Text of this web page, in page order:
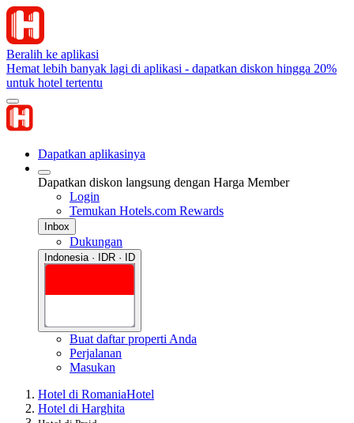
Beralih ke aplikasi
Hemat lebih banyak lagi di aplikasi - dapatkan diskon hingga 20%
untuk hotel tertentu
Dapatkan aplikasinya
Dapatkan diskon langsung dengan Harga Member
Login
Temukan Hotels.com Rewards
Inbox
Dukungan
Indonesia · IDR · ID
Buat daftar properti Anda
Perjalanan
Masukan
Hotel di RomaniaHotel
Hotel di Harghita